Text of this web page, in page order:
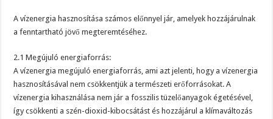
A vízenergia hasznosítása számos előnnyel jár, amelyek hozzájárulnak
a fenntartható jövő megteremtéséhez.
2.1 Megújuló energiaforrás:
A vízenergia megújuló energiaforrás, ami azt jelenti, hogy a vízenergia
hasznosításával nem csökkentjük a természeti erőforrásokat. A
vízenergia kihasználása nem jár a fosszilis tüzelőanyagok égetésével,
így csökkenti a szén-dioxid-kibocsátást és hozzájárul a klímaváltozás